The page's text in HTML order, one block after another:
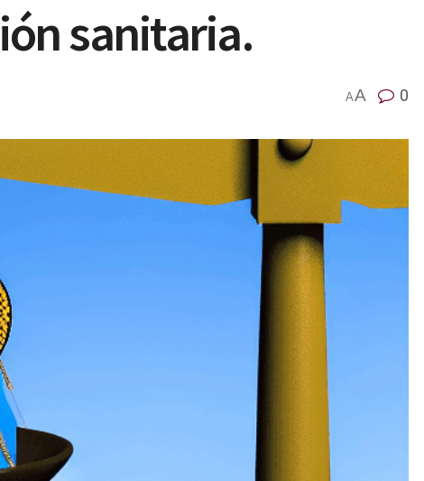
sanitaria.
AA 0